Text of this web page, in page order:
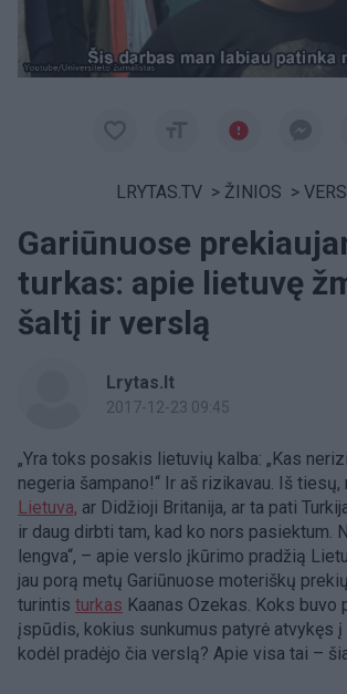
LRYTAS.TV > ŽINIOS >
Gariūnuose
turkas: apie lietuvę
šaltį ir verslą
Lrytas.lt
2017-12-23 09:45
„Yra toks posakis lietuvių kalba: „Kas
negeria šampano!“ Ir aš rizikavau. Iš tiesų,
Lietuva, ar Didžioji Britanija, ar ta pati
ir daug dirbti tam, kad ko nors pasiektum.
lengva“, – apie verslo įkūrimo pradžią
jau porą metų Gariūnuose moteriškų
turintis turkas Kaanas Ozekas. Koks buvo
įspūdis, kokius sunkumus patyrė atvykęs
kodėl pradėjo čia verslą? Apie visa tai –